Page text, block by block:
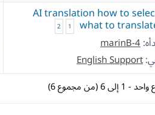
AI translation how to
what to
1
2
marinB-4
English Support
مجموع 6)